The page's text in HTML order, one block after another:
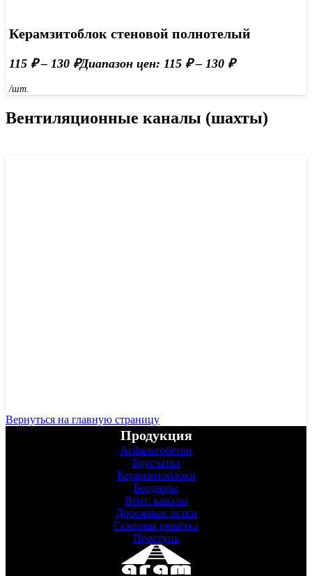
Керамзитоблок стеновой полнотелый
115 ₽ – 130 ₽Диапазон цен: 115 ₽ – 130 ₽
/шт.
Вентиляционные каналы (шахты)
Вернуться на главную страницу
Продукция
Асфальтобетон
Брусчатка
Керамзитоблоки
Бордюры
Вент. каналы
Дорожные лотки
Газонная решётка
Проступь